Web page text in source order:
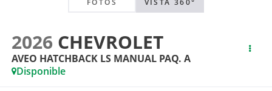
FOTOS VISTA 360°
2026 CHEVROLET
AVEO HATCHBACK LS MANUAL PAQ. A
Disponible